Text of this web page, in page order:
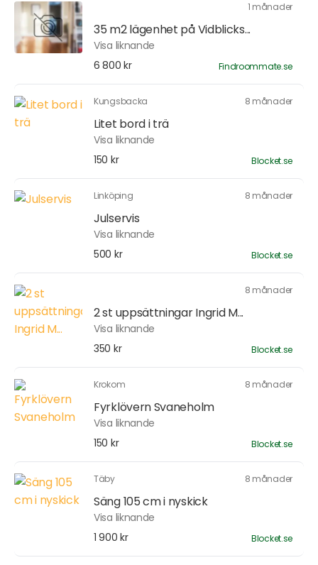
1 månader
35 m2 lägenhet på Vidblicks...
Visa liknande
6 800 kr
Findroommate.se
Kungsbacka 8 månader
Litet bord i trä
Visa liknande
150 kr
Blocket.se
Linköping 8 månader
Julservis
Visa liknande
500 kr
Blocket.se
8 månader
2 st uppsättningar Ingrid M...
Visa liknande
350 kr
Blocket.se
Krokom 8 månader
Fyrklövern Svaneholm
Visa liknande
150 kr
Blocket.se
Täby 8 månader
Säng 105 cm i nyskick
Visa liknande
1 900 kr
Blocket.se